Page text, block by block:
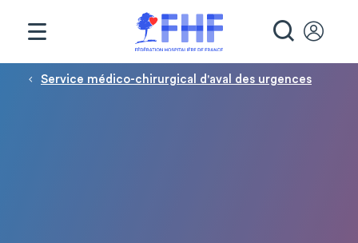
Fil d'Ariane
Service médico-chirurgical d'aval des urgences
Panneau de gestion des cookies